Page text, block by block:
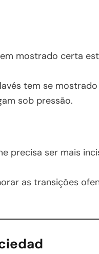
mostrado certa
tem se
sob pressão.
precisa ser mais
as transições